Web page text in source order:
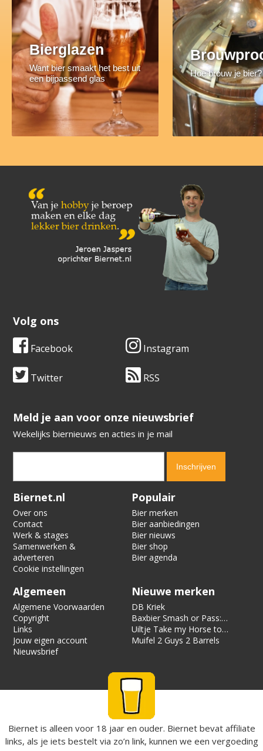
Bierglazen
Want bier smaakt het best uit
een bijpassend glas
Hoe brouw je bier?
Volg ons
Facebook Instagram
Twitter RSS
​​​​​​​Meld je aan voor onze nieuwsbrief
Wekelijks biernieuws en acties in je mail
Verification code:
Biernet.nl
Over ons
Contact
Werk & stages
Samenwerken &
adverteren
Cookie instellingen
Populair
Bier merken
Bier aanbiedingen
Bier nieuws
Bier shop
Bier agenda
Algemeen
Algemene Voorwaarden
Copyright
Links
Jouw eigen account
Nieuwsbrief
Nieuwe merken
DB Kriek
Baxbier Smash or Pass:
Strata
Uiltje Take my Horse to
the Hotel Room
Muifel 2 Guys 2 Barrels
Biernet is alleen voor 18 jaar en ouder. Biernet bevat affiliate
links, als je iets bestelt via zo’n link, kunnen we een vergoeding